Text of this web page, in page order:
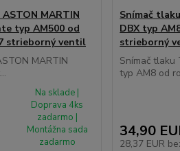
MARTIN
typ AM500 od
strieborný ventil
MARTIN
Na sklade |
Doprava 4ks
zadarmo |
Montážna sada
zadarmo
Snímač
DBX typ
strieborný
Snímač tlaku
typ AM8 od
34,90
28,37 EUR